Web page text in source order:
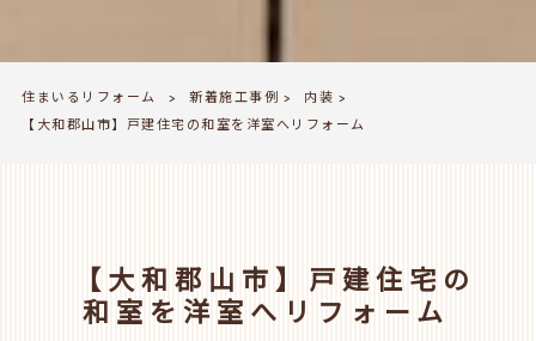
住まいるリフォーム > 新着施工事例 > 内装 >
【大和郡山市】戸建住宅の和室を洋室へリフォーム
【大和郡山市】戸建住宅の
和室を洋室へリフォーム